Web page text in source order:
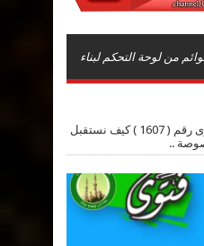
من لوحة التحكم لبناء
فتوى رقم ( 1607 ) كيف نستقبل
..